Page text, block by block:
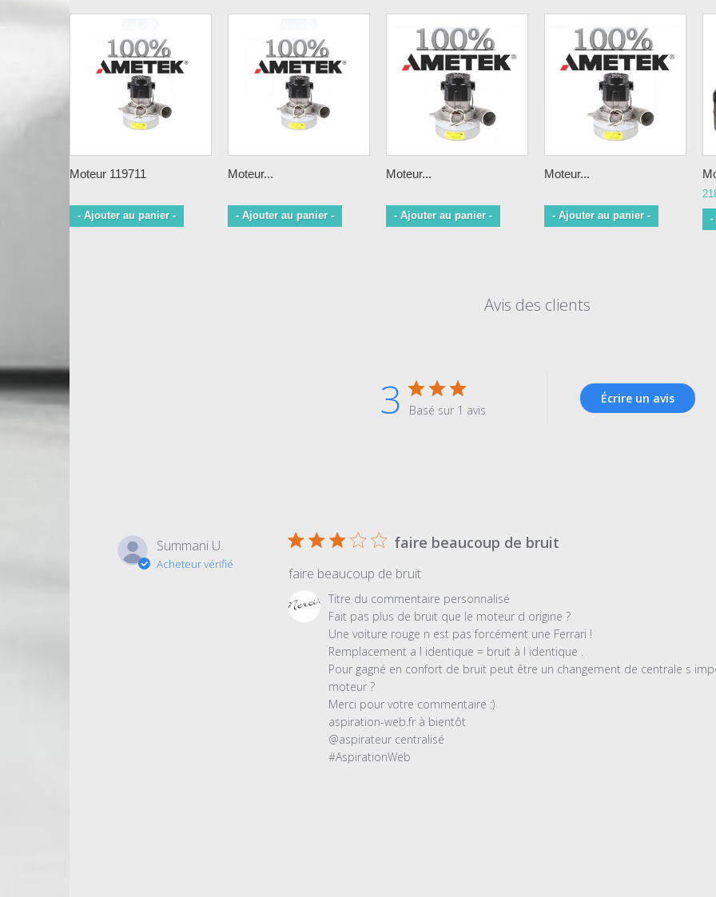
Moteur 119711
- Ajouter au panier -
Moteur...
- Ajouter au panier -
Moteur...
- Ajouter au panier -
Moteur...
- Ajouter au panier - -
Avis des clients
3 Basé sur 1 avis
Écrire un avis
Summani U.
Acheteur vérifié
faire beaucoup de bruit
faire beaucoup de bruit
Commentaires
du
propriétaire
magasin
l'examen
Titre du commentaire personnalisé
Fait pas plus de bruit que le moteur d origine ?
Une voiture rouge n est pas forcément une Ferrari !
Remplacement a l identique = bruit à l identique .
Pour gagné en confort de bruit peut être un changement de centrale s
moteur ?
Merci pour votre commentaire :)
aspiration-web.fr à bientôt
@aspirateur centralisé
#AspirationWeb